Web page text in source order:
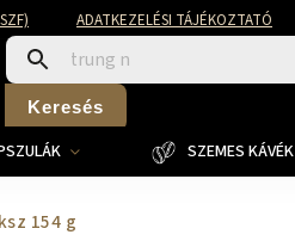
ADATKEZELÉSI TÁJÉKOZTATÓ
Keresés
SZEMES KÁVÉK
154 g